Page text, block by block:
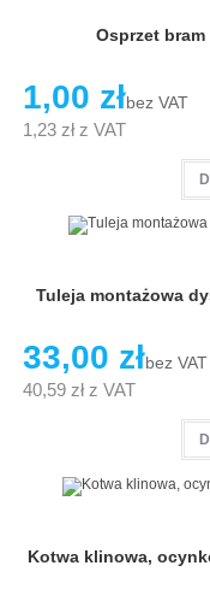
Osprzet bram
1,00 złbez VAT
1,23 złz VAT
Tuleja montażowa
33,00 złbez VAT
40,59 złz VAT
Kotwa klinowa,